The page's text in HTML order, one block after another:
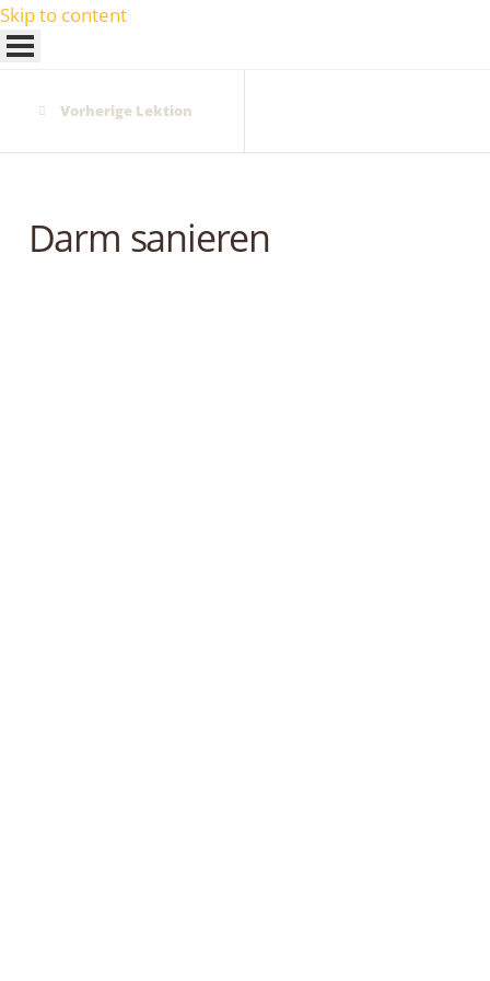
Skip to content
Vorherige Lektion
Darm sanieren